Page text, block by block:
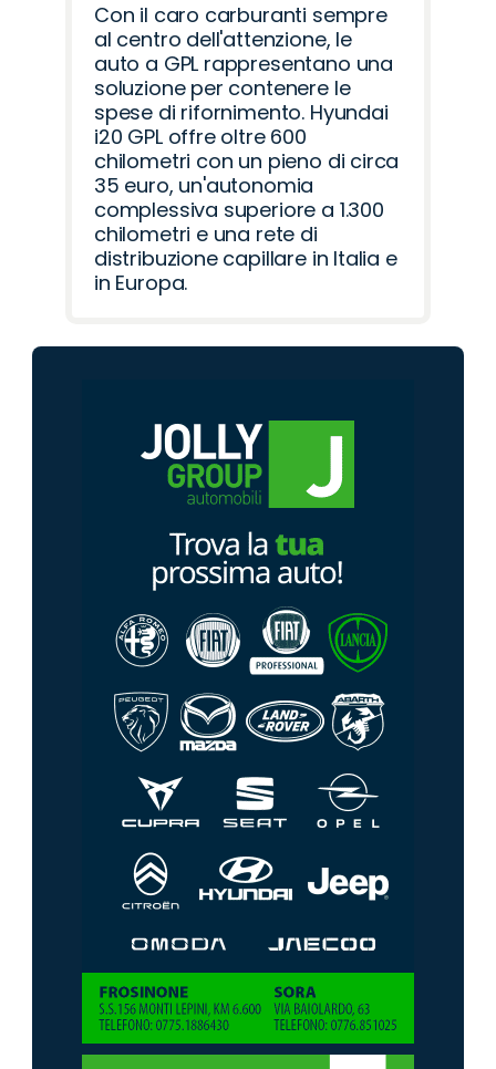
Con il caro carburanti sempre
al centro dell'attenzione, le
auto a GPL rappresentano una
soluzione per contenere le
spese di rifornimento. Hyundai
i20 GPL offre oltre 600
chilometri con un pieno di circa
35 euro, un'autonomia
complessiva superiore a 1.300
chilometri e una rete di
distribuzione capillare in Italia e
in Europa.